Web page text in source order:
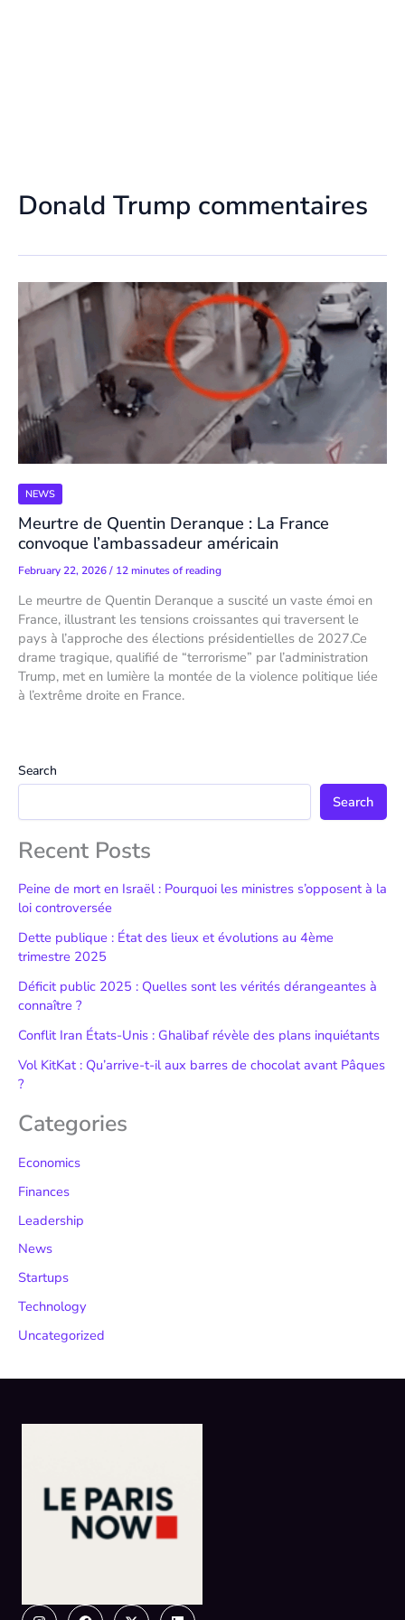
Donald Trump commentaires
NEWS
Meurtre de Quentin Deranque : La France
convoque l’ambassadeur américain
February 22, 2026/ 12 minutes of reading
Le meurtre de Quentin Deranque a suscité un vaste émoi en
France, illustrant les tensions croissantes qui traversent le
pays à l’approche des élections présidentielles de 2027.Ce
drame tragique, qualifié de “terrorisme” par l’administration
Trump, met en lumière la montée de la violence politique liée
à l’extrême droite en France.
Search
Search
Recent Posts
Peine de mort en Israël : Pourquoi les ministres s’opposent à la
loi controversée
Dette publique : État des lieux et évolutions au 4ème
trimestre 2025
Déficit public 2025 : Quelles sont les vérités dérangeantes à
connaître ?
Conflit Iran États-Unis : Ghalibaf révèle des plans inquiétants
Vol KitKat : Qu’arrive-t-il aux barres de chocolat avant Pâques
?
Categories
Economics
Finances
Leadership
News
Startups
Technology
Uncategorized
InstagramFacebook
X- Linkedin